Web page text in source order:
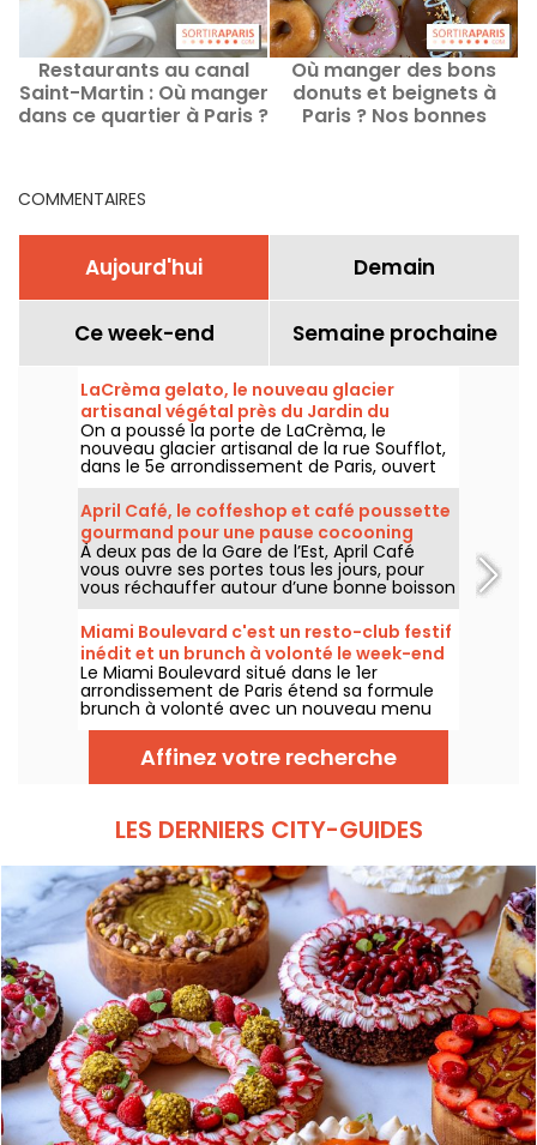
Restaurants au canal
Saint-Martin : Où manger
dans ce quartier à Paris ?
Où manger des bons
donuts et beignets à
Paris ? Nos bonnes
COMMENTAIRES
Aujourd'hui Demain
Ce week-end Semaine prochaine
LaCrèma gelato, le nouveau glacier
artisanal végétal près du Jardin du
Luxembourg et du Panthéon
On a poussé la porte de LaCrèma, le
nouveau glacier artisanal de la rue Soufflot,
dans le 5e arrondissement de Paris, ouvert
depuis avril 2026. Derrière le comptoir,
Roberta et ses gelatos végétaux maison qui
changent la donne. On vous dit tout !
April Café, le coffeshop et café poussette
gourmand pour une pause cocooning
dans le 10e
À deux pas de la Gare de l’Est, April Café
vous ouvre ses portes tous les jours, pour
vous réchauffer autour d’une bonne boisson
chaude, pour s’arrêter prendre le goûter ou
passer un moment au calme et au sec.
Miami Boulevard c'est un resto-club festif
inédit et un brunch à volonté le week-end
Le Miami Boulevard situé dans le 1er
arrondissement de Paris étend sa formule
brunch à volonté avec un nouveau menu
composé de nouvelles recettes et d'un
choix plus large de grillades et barbecue,
tout en conservant sa formule à volonté et
tout inclus de 29€ par adulte, disponible les
Affinez votre recherche
LES DERNIERS CITY-GUIDES